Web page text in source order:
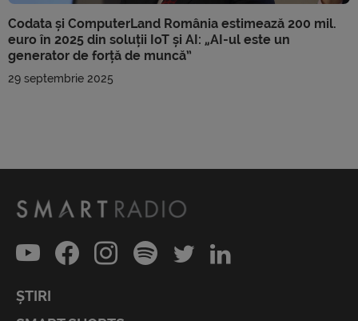
Codata și ComputerLand România estimează 200 mil.
euro în 2025 din soluții IoT și AI: „AI-ul este un
generator de forță de muncă”
29 septembrie 2025
ȘTIRI